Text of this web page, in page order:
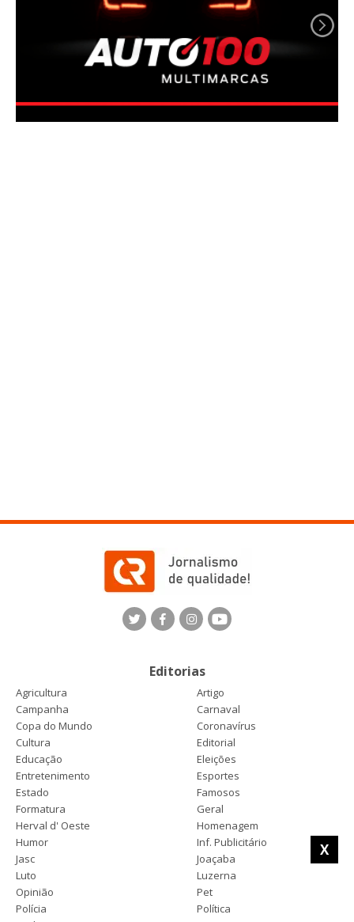
X
Editorias
Agricultura
Artigo
Campanha
Carnaval
Copa do Mundo
Coronavírus
Cultura
Editorial
Educação
Eleições
Entretenimento
Esportes
Estado
Famosos
Formatura
Geral
Herval d' Oeste
Homenagem
Humor
Inf. Publicitário
Jasc
Joaçaba
Luto
Luzerna
Opinião
Pet
Polícia
Política